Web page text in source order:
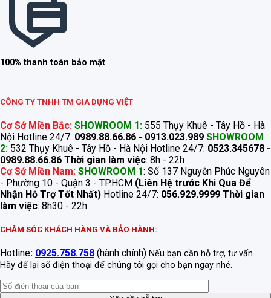
100% thanh toán bảo mật
CÔNG TY TNHH TM GIA DỤNG VIỆT
Cơ Sở Miền Bắc: SHOWROOM 1: 555 Thụy Khuê - Tây Hồ - Hà
Nội Hotline 24/7: 0989.88.66.86 - 0913.023.989 SHOWROOM
2: 532 Thụy Khuê - Tây Hồ - Hà Nội Hotline 24/7: 0523.345678 -
0989.88.66.86 Thời gian làm việc: 8h - 22h
Cơ Sở Miền Nam: SHOWROOM 1: Số 137 Nguyễn Phúc Nguyên
- Phường 10 - Quận 3 - TP.HCM (Liên Hệ trước Khi Qua Để
Nhận Hỗ Trợ Tốt Nhất) Hotline 24/7: 056.929.9999 Thời gian
làm việc: 8h30 - 22h
CHĂM SÓC KHÁCH HÀNG VÀ BẢO HÀNH:
Hotline: 0925.758.758 (hành chính) Nếu bạn cần hỗ trợ, tư vấn...
Hãy để lại số điện thoại để chúng tôi gọi cho bạn ngay nhé.